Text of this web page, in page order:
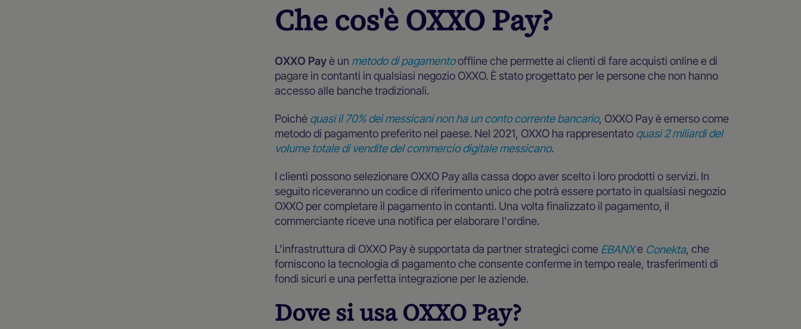
Che cos'è OXXO Pay?
OXXO Payè un metodo di pagamentooffline che permette ai clienti di fare acquisti online e di
pagare in contanti in qualsiasi negozio OXXO. È stato progettato per le persone che non hanno
accesso alle banche tradizionali.
Poiché quasi il 70% dei messicani non ha un conto corrente bancario, OXXO Pay è emerso come
metodo di pagamento preferito nel paese. Nel 2021, OXXO ha rappresentato quasi 2 miliardi del
volume totale di vendite del commercio digitale messicano.
I clienti possono selezionare OXXO Pay alla cassa dopo aver scelto i loro prodotti o servizi. In
seguito riceveranno un codice di riferimento unico che potrà essere portato in qualsiasi negozio
OXXO per completare il pagamento in contanti. Una volta finalizzato il pagamento, il
commerciante riceve una notifica per elaborare l'ordine.
L'infrastruttura di OXXO Pay è supportata da partner strategici come EBANXe Conekta, che
forniscono la tecnologia di pagamento che consente conferme in tempo reale, trasferimenti di
fondi sicuri e una perfetta integrazione per le aziende.
Dove si usa OXXO Pay?